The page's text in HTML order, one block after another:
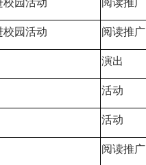
校园活动 阅读推广
校园活动 阅读推广
演出
活动
活动
阅读推广